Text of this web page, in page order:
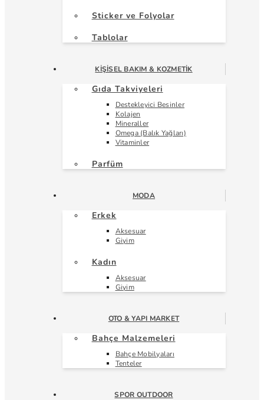
Sticker ve Folyolar
Tablolar
KIŞISEL BAKIM & KOZMETIK
Gıda Takviyeleri
Destekleyici Besinler
Kolajen
Mineraller
Omega (Balık Yağları)
Vitaminler
Parfüm
MODA
Erkek
Aksesuar
Giyim
Kadın
Aksesuar
Giyim
OTO & YAPI MARKET
Bahçe Malzemeleri
Bahçe Mobilyaları
Tenteler
SPOR OUTDOOR